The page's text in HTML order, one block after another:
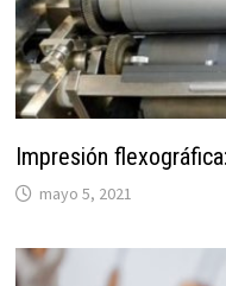
Impresión
mayo 5, 2021